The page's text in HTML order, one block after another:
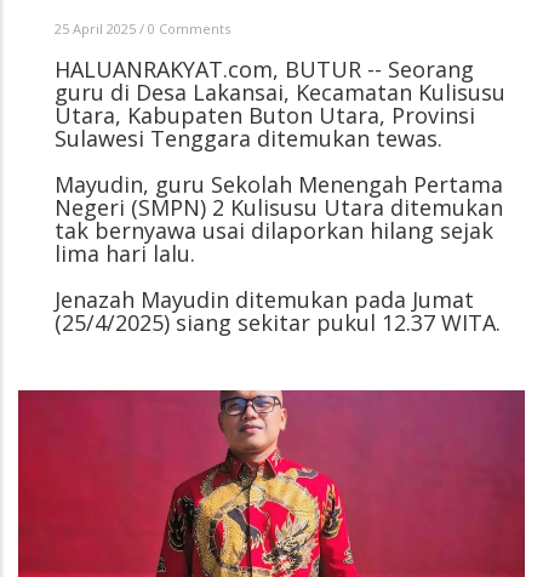
25 April 2025 / 0 Comments
HALUANRAKYAT.com, BUTUR -- Seorang
guru di Desa Lakansai, Kecamatan Kulisusu
Utara, Kabupaten Buton Utara, Provinsi
Sulawesi Tenggara ditemukan tewas.
Mayudin, guru Sekolah Menengah Pertama
Negeri (SMPN) 2 Kulisusu Utara ditemukan
tak bernyawa usai dilaporkan hilang sejak
lima hari lalu.
Jenazah Mayudin ditemukan pada Jumat
(25/4/2025) siang sekitar pukul 12.37 WITA.